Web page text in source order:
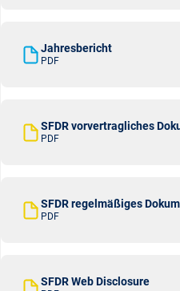
Jahresbericht
PDF
SFDR vorvertragliches
PDF
SFDR regelmäßiges
PDF
SFDR Web Disclosure